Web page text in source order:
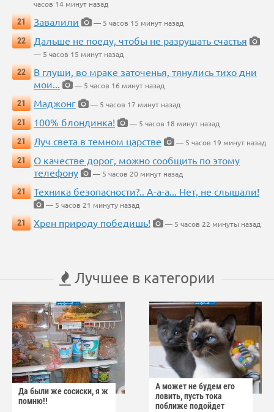
часов 14 минут назад
21
Завалили
— 5 часов 15 минут назад
22
Дальше не поеду, чтобы не разрушать счастья
— 5 часов 15 минут назад
22
В глуши, во мраке заточенья, тянулись тихо дни
мои...
— 5 часов 16 минут назад
21
Маджонг
— 5 часов 17 минут назад
21
100% блондинка!
— 5 часов 18 минут назад
21
Луч света в темном царстве
— 5 часов 19 минут назад
21
О качестве дорог, можно сообщить по этому
телефону
— 5 часов 20 минут назад
21
Техника безопасности?.. А-а-а... Нет, не слышали!
— 5 часов 21 минуту назад
21
Хрен природу победишь! — 5 часов 22 минуты назад
Лучшее в категории
Да были же сосиски, я ж
помню!!
А может не будем его
ловить, пусть тока
поближе подойдет